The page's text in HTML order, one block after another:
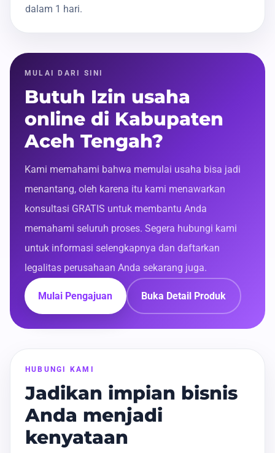
dalam 1 hari.
MULAI DARI SINI
Butuh Izin usaha
online di Kabupaten
Aceh Tengah?
Kami memahami bahwa memulai usaha bisa jadi
menantang, oleh karena itu kami menawarkan
konsultasi GRATIS untuk membantu Anda
memahami seluruh proses. Segera hubungi kami
untuk informasi selengkapnya dan daftarkan
legalitas perusahaan Anda sekarang juga.
Mulai Pengajuan Buka Detail Produk
HUBUNGI KAMI
Jadikan impian bisnis
Anda menjadi
kenyataan